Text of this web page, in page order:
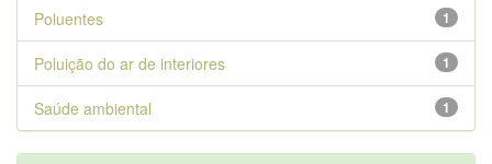
1
Poluentes
1
Poluição do ar de interiores
1
Saúde ambiental